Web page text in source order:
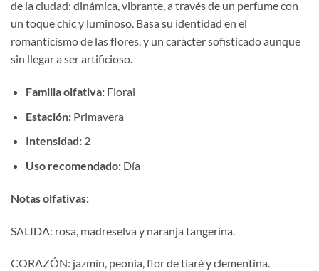
desde
€10,00
hasta
€17,00
de la ciudad: dinámica, vibrante, a través de un perfume con
un toque chic y luminoso. Basa su identidad en el
romanticismo de las flores, y un carácter sofisticado aunque
sin llegar a ser artificioso.
Familia olfativa:Floral
Estación:Primavera
Intensidad:2
Uso recomendado:Día
Notas olfativas:
SALIDA: rosa, madreselva y naranja tangerina.
CORAZÓN: jazmín, peonía, flor de tiaré y clementina.